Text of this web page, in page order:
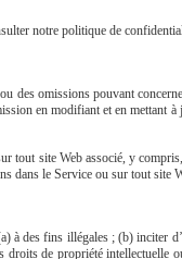
notre politique de
des omissions pouvant
en modifiant et en mettant
site Web associé, y
dans le Service ou sur tout site
des fins illégales ; (b) inciter
de propriété